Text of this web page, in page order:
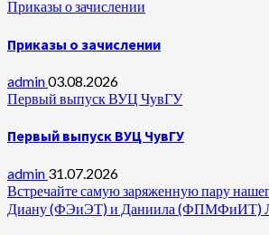
Приказы о зачислении
Приказы о зачислении
admin03.08.2026
Первый выпуск ВУЦ ЧувГУ
Первый выпуск ВУЦ ЧувГУ
admin 31.07.2026
Встречайте самую заряженную пару
Диану (ФЭиЭТ) и Даниила (ФПМФиИТ)